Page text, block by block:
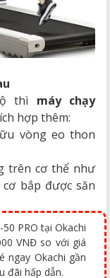
thì máy chạy
hợp thêm:
vòng eo thon
trên cơ thể như
bắp được săn
50 PRO tại Okachi
VNĐ so với giá
ngay Okachi gần
đãi hấp dẫn.